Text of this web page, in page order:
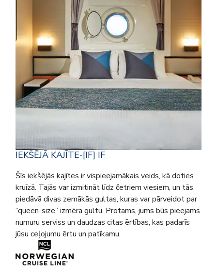
IEKŠĒJĀ KAJĪTE-[IF] IF
Šīs iekšējās kajītes ir vispieejamākais veids, kā doties
kruīzā. Tajās var izmitināt līdz četriem viesiem, un tās
piedāvā divas zemākās gultas, kuras var pārveidot par
“queen-size” izmēra gultu. Protams, jums būs pieejams
numuru serviss un daudzas citas ērtības, kas padarīs
jūsu ceļojumu ērtu un patīkamu.